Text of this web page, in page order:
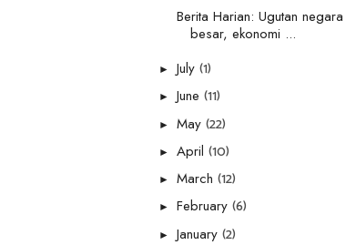
Berita Harian: Ugutan
besar, ekonomi ...
► July (1)
► June (11)
► May (22)
► April (10)
► March (12)
► February (6)
► January (2)